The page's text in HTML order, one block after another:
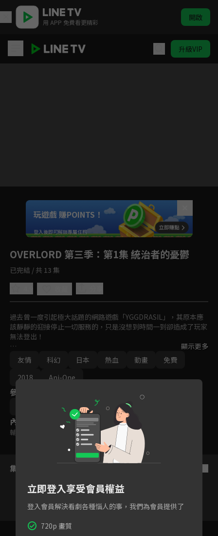
用 APP 免費看更精彩 開啟
升級VIP
Unmute
如有不便請見諒
玩遊戲 賺POINTS！
登入後即可解鎖專屬任務
OVERLORD 第三季 ：第1集 統治者的憂鬱
已完結 / 共 13 集
過去曾一度引起極大話題的網路遊戲「YGGDRASIL」，其原本應
該靜靜的迎接停止一切服務的，只是沒想到時間一到卻造成了玩家
無法登出！
面對突如其來擁有自我意識的 NPC 與公會外那不曾見過的異世
界，在現實世界中只是位喜好電玩的青年現在卻變成了有著骷髏外
表的最強魔法師「飛鼠」，他將率領公會展開一場前所未有的傳
顯示更多
友情
科幻 日本 熱血 動畫
免費
2018
Ani-One
參與演員
內容標籤
輔導十二歲級
集數列表
2
立即登入享受會員權益
登入會員解決看劇各種惱人的事，我們為會員提供了
720p 畫質